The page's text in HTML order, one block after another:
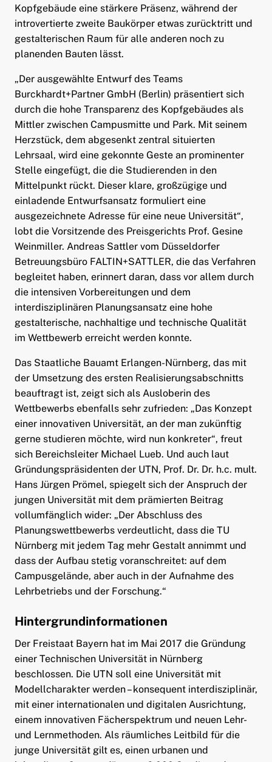
Kopfgebäude eine stärkere Präsenz, während der
introvertierte zweite Baukörper etwas zurücktritt und
gestalterischen Raum für alle anderen noch zu
planenden Bauten lässt.
„Der ausgewählte Entwurf des Teams
Burckhardt+Partner GmbH (Berlin) präsentiert sich
durch die hohe Transparenz des Kopfgebäudes als
Mittler zwischen Campusmitte und Park. Mit seinem
Herzstück, dem abgesenkt zentral situierten
Lehrsaal, wird eine gekonnte Geste an prominenter
Stelle eingefügt, die die Studierenden in den
Mittelpunkt rückt. Dieser klare, großzügige und
einladende Entwurfsansatz formuliert eine
ausgezeichnete Adresse für eine neue Universität“,
lobt die Vorsitzende des Preisgerichts Prof. Gesine
Weinmiller. Andreas Sattler vom Düsseldorfer
Betreuungsbüro FALTIN+SATTLER, die das Verfahren
begleitet haben, erinnert daran, dass vor allem durch
die intensiven Vorbereitungen und dem
interdisziplinären Planungsansatz eine hohe
gestalterische, nachhaltige und technische Qualität
im Wettbewerb erreicht werden konnte.
Das Staatliche Bauamt Erlangen-Nürnberg, das mit
der Umsetzung des ersten Realisierungsabschnitts
beauftragt ist, zeigt sich als Ausloberin des
Wettbewerbs ebenfalls sehr zufrieden: „Das Konzept
einer innovativen Universität, an der man zukünftig
gerne studieren möchte, wird nun konkreter“, freut
sich Bereichsleiter Michael Lueb. Und auch laut
Gründungspräsidenten der UTN, Prof. Dr. Dr. h.c. mult.
Hans Jürgen Prömel, spiegelt sich der Anspruch der
jungen Universität mit dem prämierten Beitrag
vollumfänglich wider: „Der Abschluss des
Planungswettbewerbs verdeutlicht, dass die TU
Nürnberg mit jedem Tag mehr Gestalt annimmt und
dass der Aufbau stetig voranschreitet: auf dem
Campusgelände, aber auch in der Aufnahme des
Lehrbetriebs und der Forschung.“
Hintergrundinformationen
Der Freistaat Bayern hat im Mai 2017 die Gründung
einer Technischen Universität in Nürnberg
beschlossen. Die UTN soll eine Universität mit
Modellcharakter werden – konsequent interdisziplinär,
mit einer internationalen und digitalen Ausrichtung,
einem innovativen Fächerspektrum und neuen Lehr-
und Lernmethoden. Als räumliches Leitbild für die
junge Universität gilt es, einen urbanen und